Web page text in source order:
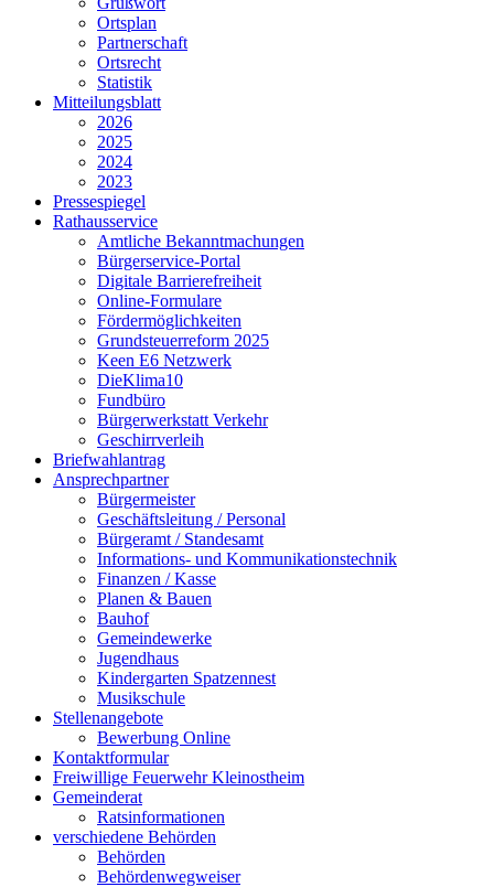
Ortsplan
Partnerschaft
Ortsrecht
Statistik
Mitteilungsblatt
2026
2025
2024
2023
Pressespiegel
Rathausservice
Amtliche Bekanntmachungen
Bürgerservice-Portal
Digitale Barrierefreiheit
Online-Formulare
Fördermöglichkeiten
Grundsteuerreform 2025
Keen E6 Netzwerk
DieKlima10
Fundbüro
Bürgerwerkstatt Verkehr
Geschirrverleih
Briefwahlantrag
Ansprechpartner
Bürgermeister
Geschäftsleitung / Personal
Bürgeramt / Standesamt
Informations- und Kommunikationstechnik
Finanzen / Kasse
Planen & Bauen
Bauhof
Gemeindewerke
Jugendhaus
Kindergarten Spatzennest
Musikschule
Stellenangebote
Bewerbung Online
Kontaktformular
Freiwillige Feuerwehr Kleinostheim
Gemeinderat
Ratsinformationen
verschiedene Behörden
Behörden
Behördenwegweiser